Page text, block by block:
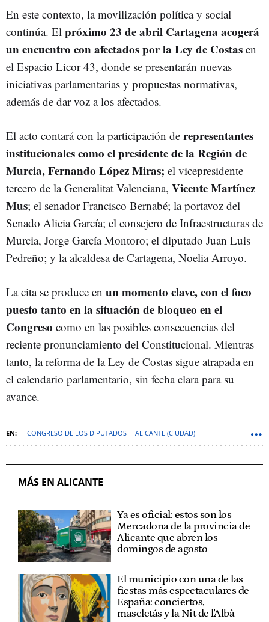
En este contexto, la movilización política y social
continúa. El próximo 23 de abril Cartagena acogerá
un encuentro con afectados por la Ley de Costas en
el Espacio Licor 43, donde se presentarán nuevas
iniciativas parlamentarias y propuestas normativas,
además de dar voz a los afectados.
El acto contará con la participación de representantes
institucionales como el presidente de la Región de
Murcia, Fernando López Miras; el vicepresidente
tercero de la Generalitat Valenciana, Vicente Martínez
Mus; el senador Francisco Bernabé; la portavoz del
Senado Alicia García; el consejero de Infraestructuras de
Murcia, Jorge García Montoro; el diputado Juan Luis
Pedreño; y la alcaldesa de Cartagena, Noelia Arroyo.
La cita se produce en un momento clave, con el foco
puesto tanto en la situación de bloqueo en el
Congreso como en las posibles consecuencias del
reciente pronunciamiento del Constitucional. Mientras
tanto, la reforma de la Ley de Costas sigue atrapada en
el calendario parlamentario, sin fecha clara para su
avance.
CONGRESO DE LOS DIPUTADOS ALICANTE (CIUDAD)
ALICANTE (PROVINCIA)
MINISTERIO TRANSICIÓN ECOLÓGICA Y RETO DEMOGRÁFICO
MÁS EN ALICANTE
Ya es oficial: estos son los
Mercadona de la provincia de
Alicante que abren los
domingos de agosto
El municipio con una de las
fiestas más espectaculares de
España: conciertos,
mascletás y la Nit de l'Albà